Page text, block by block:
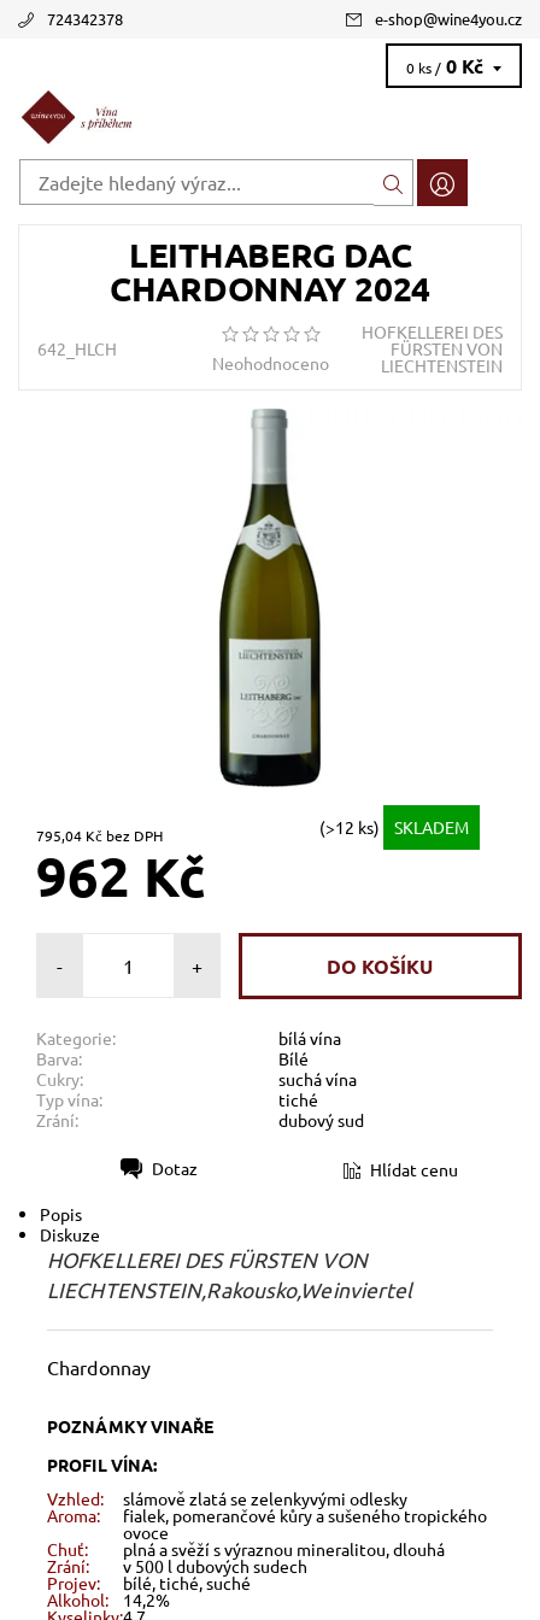
724342378 e-shop@wine4you.cz
0 ks / 0 Kč
LEITHABERG DAC
CHARDONNAY 2024
642_HLCH
Neohodnoceno
HOFKELLEREI DES
FÜRSTEN VON
LIECHTENSTEIN
795,04 Kč bez DPH (>12 ks) SKLADEM
962 Kč
- +
Kategorie:
bílá vína
Barva:
Bílé
Cukry:
suchá vína
Typ vína:
tiché
Zrání:
dubový sud
Dotaz Hlídat cenu
Popis
Diskuze
HOFKELLEREI DES FÜRSTEN VON
LIECHTENSTEIN,Rakousko,Weinviertel
Chardonnay
POZNÁMKY VINAŘE
PROFIL VÍNA:
Vzhled:
slámově zlatá se zelenkyvými odlesky
Aroma: fialek, pomerančové kůry a sušeného tropického
ovoce
Chuť: plná a svěží s výraznou mineralitou, dlouhá
Zrání: v 500 l dubových sudech
Projev: bílé, tiché, suché
Alkohol: 14,2%